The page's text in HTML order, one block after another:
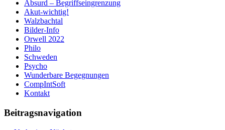
Absurd – Begriffseingrenzung
Akut-wichtig!
Walzbachtal
Bilder-Info
Orwell 2022
Philo
Schweden
Psycho
Wunderbare Begegnungen
CompIntSoft
Kontakt
Beitragsnavigation